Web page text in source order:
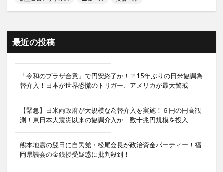
最近の投稿
「令和のプラザ合意」で円安終了か！？15年ぶりの日米協調為
替介入！日本が世界恐慌のトリガー、アメリカが最大警戒
【緊急】日米両政府が大規模な為替介入を実施！６円の円高観
測！東日本大震災以来の協調介入か 数十兆円規模を投入
熊本地震の翌日に自民党・松尾会長が政治資金パーティー！福
岡県議会の金銭授受疑惑に批判殺到！